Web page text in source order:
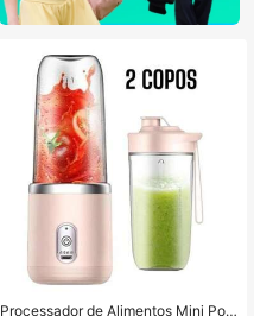
Processador de Alimentos Mini Port